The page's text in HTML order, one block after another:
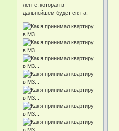
ленте, которая в
дальнейшем будет снята.